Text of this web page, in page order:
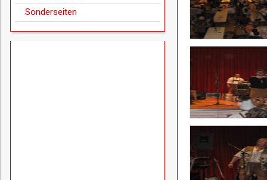
Sonderseiten